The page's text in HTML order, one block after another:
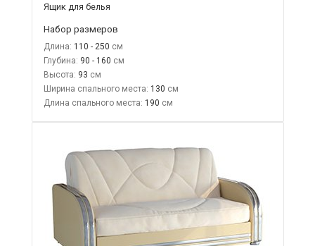
Ящик для белья
Набор размеров
Длина: 110 - 250
Глубина: 90 - 160
Высота: 93
Ширина спального места: 130
Длина спального места: 190